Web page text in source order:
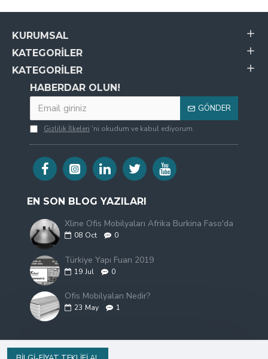
KURUMSAL
KATEGORILER
KATEGORILER
HABERDAR OLUN!
GÖNDER
Gizlilik İlkeleri 'ni okudum ve kabul ediyorum.
EN SON BLOG YAZILARI
Xline Ofis Mobilyaları Afrika Burkina Faso'da
08 Oct 0
Türkiye Yapı Fuarı 2019
19 Jul 0
Ofis Mobilyaları Nedir?
23 May 1